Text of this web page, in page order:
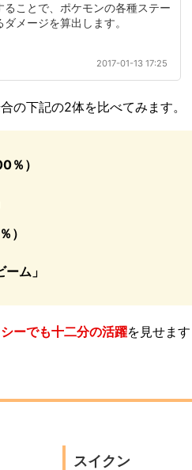
ことで、ポケモンの各種ステー
メージを算出します。
2017-01-13 17:25
の下記の2体を比べてみます。
％）
）
ム」
ーでも十二分の活躍を見せます
スイクン